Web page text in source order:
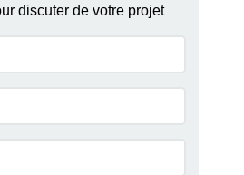
discuter de votre projet